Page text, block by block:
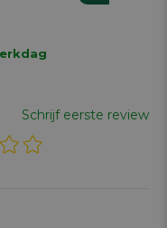
Schrijf eerste review